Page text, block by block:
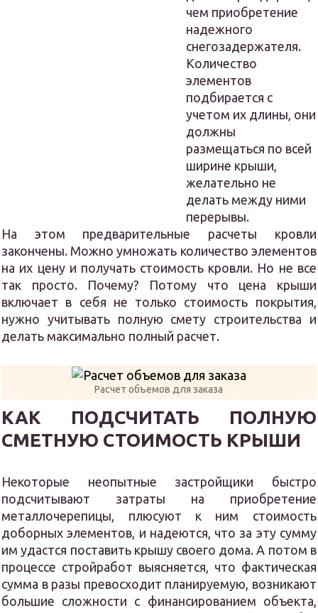
чем приобретение
надежного
снегозадержателя.
Количество
элементов
подбирается с
учетом их длины, они
должны
размещаться по всей
ширине крыши,
желательно не
делать между ними
перерывы.
На этом предварительные расчеты кровли
закончены. Можно умножать количество элементов
на их цену и получать стоимость кровли. Но не все
так просто. Почему? Потому что цена крыши
включает в себя не только стоимость покрытия,
нужно учитывать полную смету строительства и
делать максимально полный расчет.
Расчет объемов для заказа
КАК ПОДСЧИТАТЬ ПОЛНУЮ
СМЕТНУЮ СТОИМОСТЬ КРЫШИ
Некоторые неопытные застройщики быстро
подсчитывают затраты на приобретение
металлочерепицы, плюсуют к ним стоимость
доборных элементов, и надеются, что за эту сумму
им удастся поставить крышу своего дома. А потом в
процессе стройработ выясняется, что фактическая
сумма в разы превосходит планируемую, возникают
большие сложности с финансированием объекта,